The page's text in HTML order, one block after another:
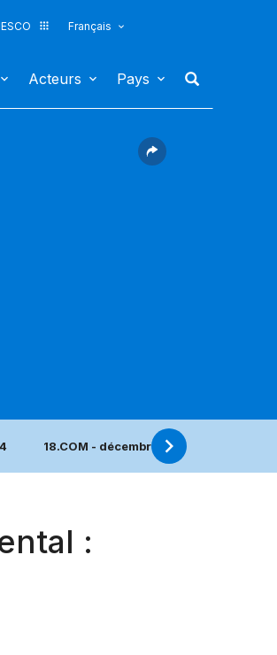
Français
Acteurs Pays
18.COM - décembre 2023
: